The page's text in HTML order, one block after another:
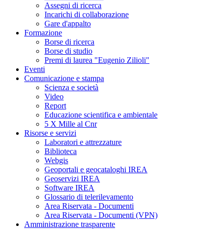
Assegni di ricerca
Incarichi di collaborazione
Gare d'appalto
Formazione
Borse di ricerca
Borse di studio
Premi di laurea "Eugenio Zilioli"
Eventi
Comunicazione e stampa
Scienza e società
Video
Report
Educazione scientifica e ambientale
5 X Mille al Cnr
Risorse e servizi
Laboratori e attrezzature
Biblioteca
Webgis
Geoportali e geocataloghi IREA
Geoservizi IREA
Software IREA
Glossario di telerilevamento
Area Riservata - Documenti
Area Riservata - Documenti (VPN)
Amministrazione trasparente